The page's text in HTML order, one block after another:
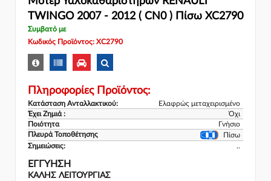
TWINGO 2007 - 2012 ( CN0 ) Πίσω XC2790
Συμβατό με
Κωδικός Προϊόντος: XC2790
Πληροφορίες Προϊόντος:
Κατάσταση Ανταλλακτικού:
Ελαφρώς μεταχειρισμένο
Έχει Ζημιά :
Όχι
Ποιότητα
Γνήσιο
Πλευρά Τοποθέτησης
Πίσω
Σημειώσεις:
..
ΕΓΓΎΗΣΗ
ΚΑΛΗΣ ΛΕΙΤΟΥΡΓΙΑΣ